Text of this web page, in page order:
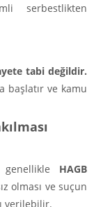
serbestlikten
tabi değildir.
başlatır ve kamu
HAGB
olması ve suçun
verilebilir.